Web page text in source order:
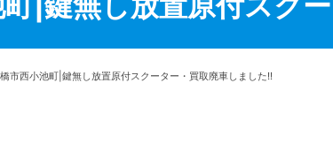
市西小池町|鍵無し放置原付スクーター・買取廃車しました!!